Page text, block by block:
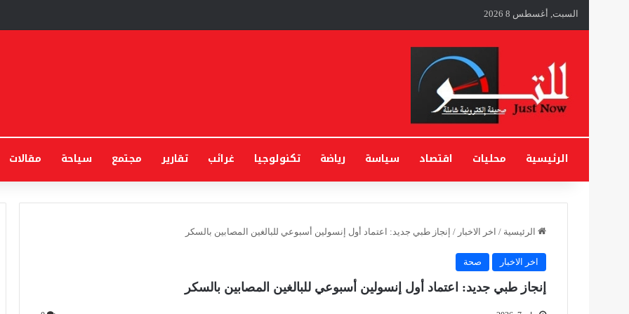
السبت, أغسطس 8 2026
الرئيسية محليات اقتصاد سياسة رياضة تكنولوجيا غرائب تقارير مجتمع سياحة مقالات
الرئيسية / اخر الاخبار / إنجاز طبي جديد: اعتماد أول إنسولين أسبوعي للبالغين المصابين بالسكر
اخر الاخبار صحة
إنجاز طبي جديد: اعتماد أول إنسولين أسبوعي للبالغين المصابين بالسكر